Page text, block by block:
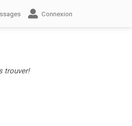
Connexion
trouver!